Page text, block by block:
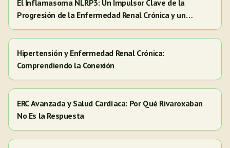
El Inflamasoma NLRP3: Un Impulsor Clave de la
Progresión de la Enfermedad Renal Crónica y un
Objetivo para Nuevas Terapias
Hipertensión y Enfermedad Renal Crónica:
Comprendiendo la Conexión
ERC Avanzada y Salud Cardíaca: Por Qué Rivaroxaban
No Es la Respuesta